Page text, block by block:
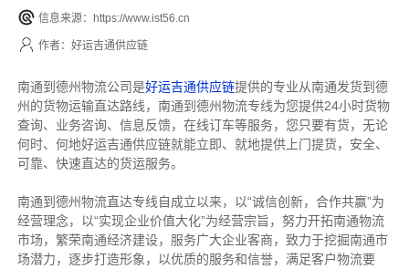
信息来源：https://www.ist56.cn
作者：好运吉通供应链
南通到德州物流公司是好运吉通供应链提供的专业从南通发货到德
州的货物运输直达路线，南通到德州物流专线为您提供24小时货物
查询、业务咨询、信息反馈，在线订车等服务，您只要有货，无论
何时、何地好运吉通供应链就能立即、就地提供上门提货，安全、
可靠、快速直达的货运服务。
南通到德州物流直达专线自成立以来，以“诚信创新，合作共赢”为
经营理念，以“实现企业价值大化”为经营宗旨，努力开拓南通物流
市场，繁荣南通经济建设，服务广大企业客商，致力于挖掘南通市
场潜力，逐步打造形象，以优质的服务和信誉，满足客户物流要